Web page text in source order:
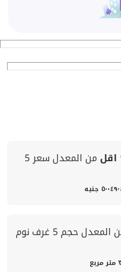
اقل من المعدلسعر5
جنيه
المعدلحجم
5 غرف نوم